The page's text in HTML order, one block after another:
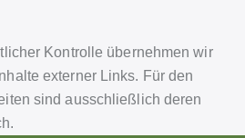
Kontrolle übernehmen wir
externer Links. Für den
sind ausschließlich deren